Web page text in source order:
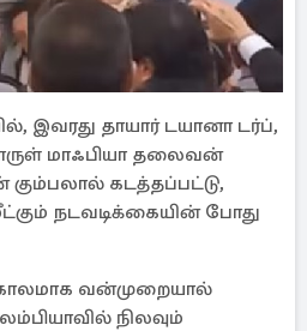
இவரது தாயார் டயானா டர்ப்,
மாஃபியா தலைவன்
கடத்தப்பட்டு,
நடவடிக்கையின் போது
வன்முறையால்
நிலவும்